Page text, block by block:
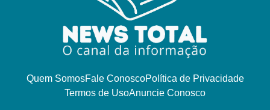
Quem SomosFale ConoscoPolítica de Privacidade
Termos de UsoAnuncie Conosco